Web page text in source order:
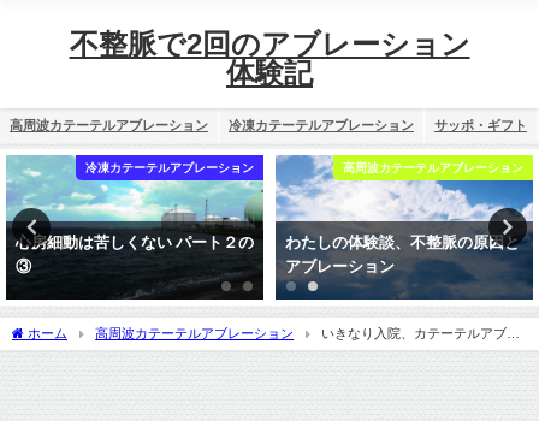
不整脈で2回のアブレーション
体験記
高周波カテーテルアブレーション 冷凍カテーテルアブレーション サッポ・ギフト
高周波カテーテルアブレーション
わたしの体験談、不整脈の原因と
アブレーション
その他
カテーテルアブレーションはどれ
ほど痛いか？
ホーム 高周波カテーテルアブレーション
いきなり入院、カテーテルアブレ
ーションをやるために⑧